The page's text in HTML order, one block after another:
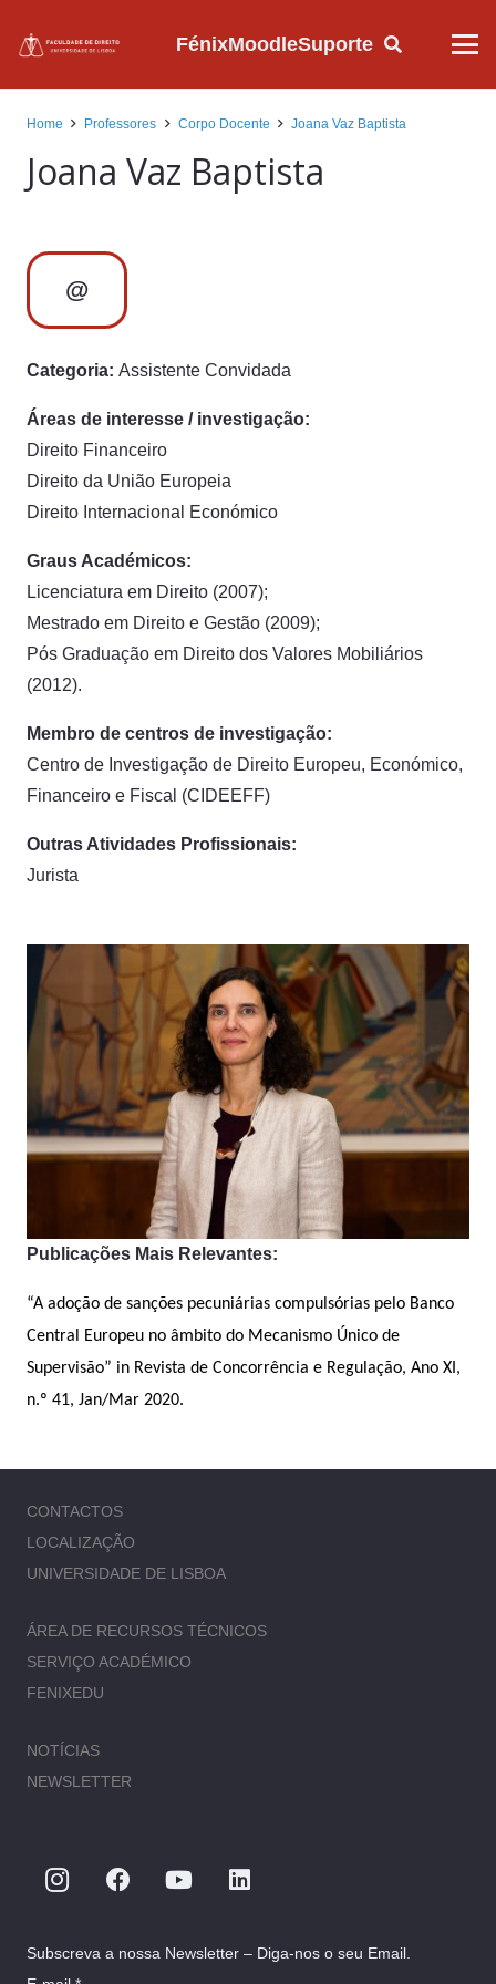
FénixMoodleSuporte
Home Professores Corpo Docente Joana Vaz Baptista
Joana Vaz Baptista
@
Categoria: Assistente Convidada
Áreas de interesse / investigação:
Direito Financeiro
Direito da União Europeia
Direito Internacional Económico
Graus Académicos:
Licenciatura em Direito (2007);
Mestrado em Direito e Gestão (2009);
Pós Graduação em Direito dos Valores Mobiliários
(2012).
Membro de centros de investigação:
Centro de Investigação de Direito Europeu, Económico,
Financeiro e Fiscal (CIDEEFF)
Outras Atividades Profissionais:
Jurista
Publicações Mais Relevantes:
“A adoção de sanções pecuniárias compulsórias pelo Banco
Central Europeu no âmbito do Mecanismo Único de
Supervisão” in Revista de Concorrência e Regulação, Ano XI,
n.º 41, Jan/Mar 2020.
CONTACTOS
LOCALIZAÇÃO
UNIVERSIDADE DE LISBOA
ÁREA DE RECURSOS TÉCNICOS
SERVIÇO ACADÉMICO
FENIXEDU
NOTÍCIAS
NEWSLETTER
Subscreva a nossa Newsletter – Diga-nos o seu Email.